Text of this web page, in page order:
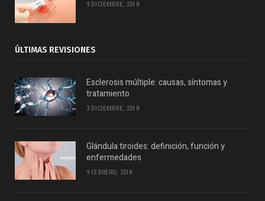
9 DICIEMBRE, 2018
ÚLTIMAS REVISIONES
Esclerosis múltiple: causas, síntomas y
tratamiento
3 DICIEMBRE, 2018
Glándula tiroides: definición, función y
enfermedades
9 FEBRERO, 2018